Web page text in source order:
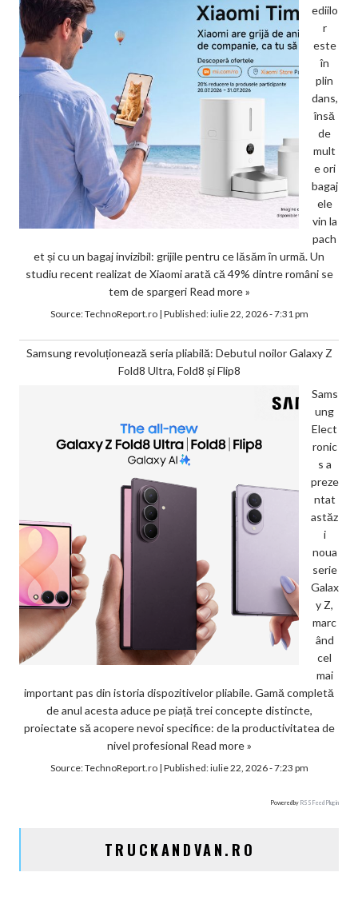
ediilo
r
este
în
plin
dans,
însă
de
mult
e ori
bagaj
ele
vin la
pach
et și cu un bagaj invizibil: grijile pentru ce lăsăm în urmă. Un
studiu recent realizat de Xiaomi arată că 49% dintre români se
tem de spargeri Read more »
Source:TechnoReport.ro| Published:iulie 22, 2026 - 7:31 pm
Samsung revoluționează seria pliabilă: Debutul noilor Galaxy Z
Fold8 Ultra, Fold8 și Flip8
Sams
ung
Elect
ronic
s a
preze
ntat
astăz
i
noua
serie
Galax
y Z,
marc
ând
cel
mai
important pas din istoria dispozitivelor pliabile. Gamă completă
de anul acesta aduce pe piață trei concepte distincte,
proiectate să acopere nevoi specifice: de la productivitatea de
nivel profesional Read more »
Source:TechnoReport.ro| Published:iulie 22, 2026 - 7:23 pm
Powered by RSS Feed Plugin
TRUCKANDVAN.RO